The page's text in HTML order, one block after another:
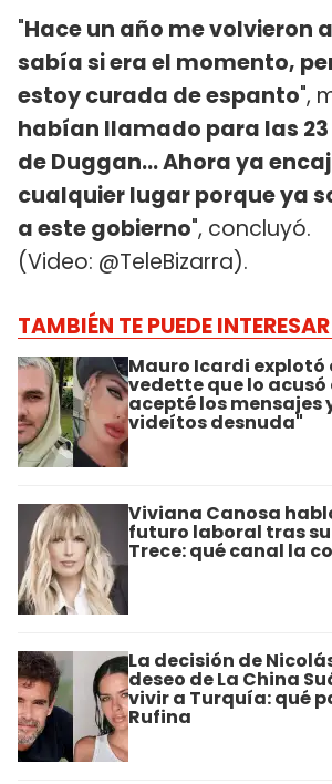
"Hace un año me volvieron
sabía si era el momento,
estoy curada de espanto",
habían llamado para las 23
de Duggan...Ahora ya
cualquier lugar porque ya
a este gobierno", concluyó.
(Video: @TeleBizarra).
TAMBIÉN TE PUEDE INTERESAR
Mauro Icardi
vedette que lo acusó
acepté los mensajes
videítos desnuda"
Viviana Canosa
futuro laboral tras su
Trece: qué canal la
La decisión de
deseo de La China
vivir a Turquía: qué
Rufina